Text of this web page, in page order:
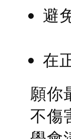
避
在
願你
不傷